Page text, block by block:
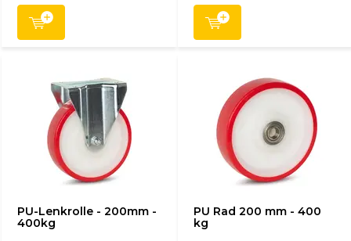
PU-Lenkrolle - 200mm -
400kg
PU Rad 200 mm - 400
kg